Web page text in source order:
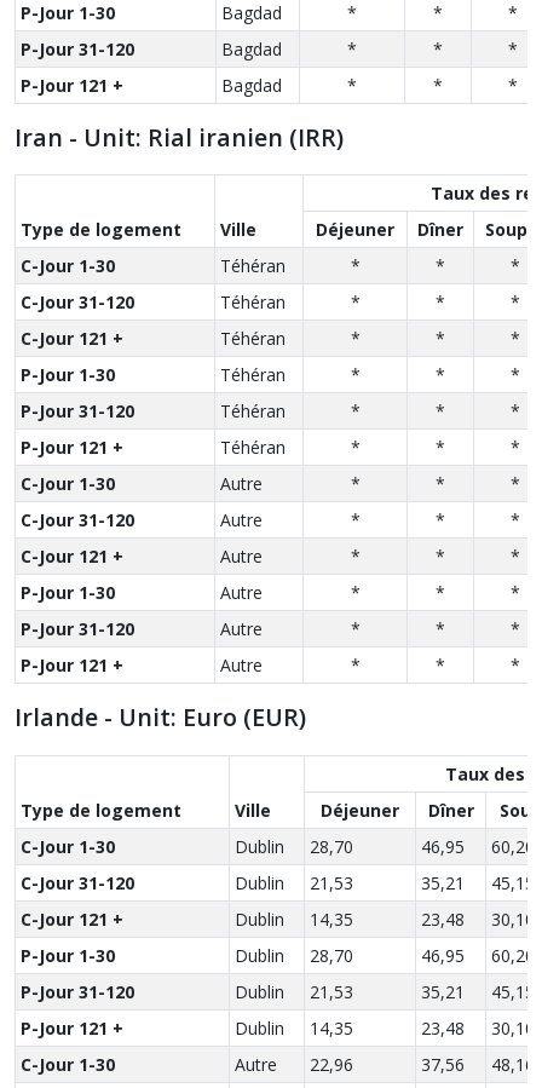
P-Jour 1-30 Bagdad * *
*
P-Jour 31-120
Bagdad * *
*
P-Jour 121 +
Bagdad * * *
Iran - Unit: Rial iranien (IRR)
Type de logement Ville
Taux des
Déjeuner
Dîner
C-Jour 1-30
Téhéran * *
*
C-Jour 31-120
Téhéran * *
*
C-Jour 121 +
Téhéran * *
*
P-Jour 1-30
Téhéran * *
*
P-Jour 31-120
Téhéran * *
*
P-Jour 121 +
Téhéran * *
*
C-Jour 1-30
Autre * *
*
C-Jour 31-120
Autre * *
*
C-Jour 121 +
Autre * *
*
P-Jour 1-30
Autre * *
*
P-Jour 31-120
Autre * *
*
P-Jour 121 +
Autre * * *
Irlande - Unit: Euro (EUR)
Type de logement Ville
Taux des
Déjeuner
Dîner
C-Jour 1-30
Dublin 28,70 46,95
60,20
C-Jour 31-120
Dublin 21,53 35,21
45,15
C-Jour 121 +
Dublin 14,35 23,48
30,10
P-Jour 1-30
Dublin 28,70 46,95
60,20
P-Jour 31-120
Dublin 21,53 35,21
45,15
P-Jour 121 +
Dublin 14,35 23,48
30,10
C-Jour 1-30
Autre 22,96 37,56
48,16